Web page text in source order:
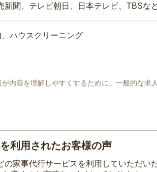
新聞、テレビ朝日、日本テレビ、TBSな
ハウスクリーニング
容を理解しやすくするために、一般的な求
利用されたお客様の声
家事代行サービスを利用していただい